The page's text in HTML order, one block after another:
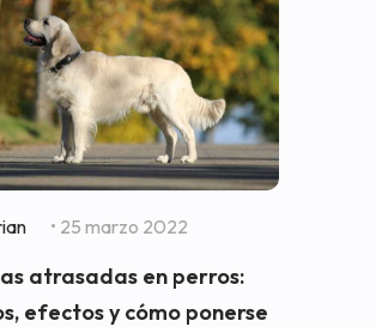
• 25 marzo 2022
atrasadas en perros:
efectos y cómo ponerse